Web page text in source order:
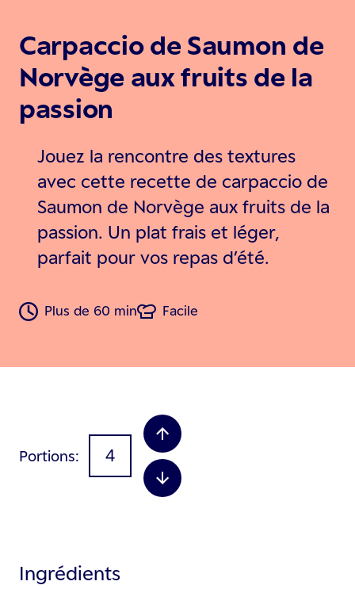
Carpaccio de Saumon de
Norvège aux fruits de la
passion
Jouez la rencontre des textures
avec cette recette de carpaccio de
Saumon de Norvège aux fruits de la
passion. Un plat frais et léger,
parfait pour vos repas d’été.
Plus de 60 min Facile
Portions
Ingrédients